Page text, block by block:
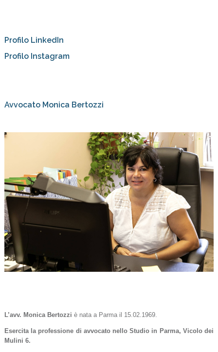
Profilo LinkedIn
Profilo Instagram
Avvocato Monica Bertozzi
L’avv. Monica Bertozzi è nata a Parma il 15.02.1969.
Esercita la professione di avvocato nello Studio in Parma, Vicolo dei
Mulini 6.